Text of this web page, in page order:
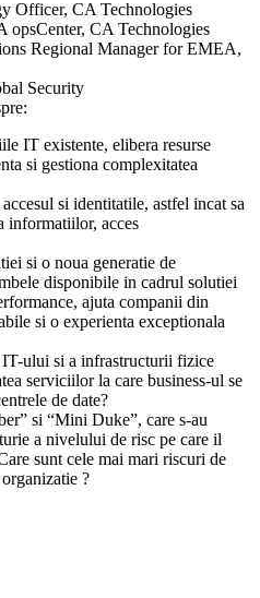
Officer, CA Technologies
opsCenter, CA Technologies
Regional Manager for EMEA,
Security
IT existente, elibera resurse
si gestiona complexitatea
si identitatile, astfel incat sa
informatiilor, acces
si o noua generatie de
disponibile in cadrul solutiei
ajuta companii din
si o experienta exceptionala
ului si a infrastructurii fizice
serviciilor la care business-ul se
de date?
si “Mini Duke”, care s-au
a nivelului de risc pe care il
sunt cele mai mari riscuri de
?